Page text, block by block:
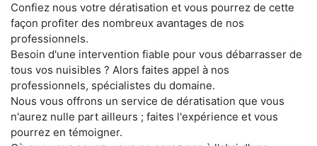
Confiez nous votre dératisation et vous pourrez de cette
façon profiter des nombreux avantages de nos
professionnels.
Besoin d'une intervention fiable pour vous débarrasser de
tous vos nuisibles ? Alors faites appel à nos
professionnels, spécialistes du domaine.
Nous vous offrons un service de dératisation que vous
n'aurez nulle part ailleurs ; faites l'expérience et vous
pourrez en témoigner.